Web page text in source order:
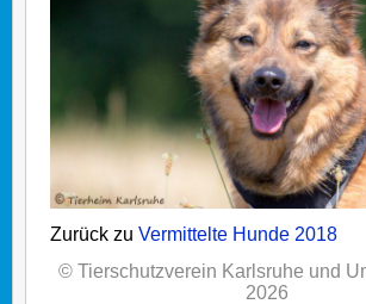
Zurück zu Vermittelte Hunde 2018
© Tierschutzverein Karlsruhe und
2026